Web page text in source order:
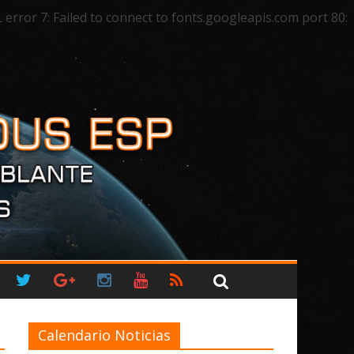
7: Failed to connect to fonts.googleapis.com port 80:
Calendario Noticias